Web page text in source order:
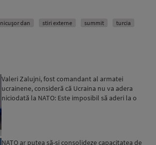
nicușor dan stiri externe summit turcia
Valeri Zalujni, fost comandant al armatei
ucrainene, consideră că Ucraina nu va adera
niciodată la NATO: Este imposibil să aderi la o
NATO ar putea să-și consolideze capacitatea de